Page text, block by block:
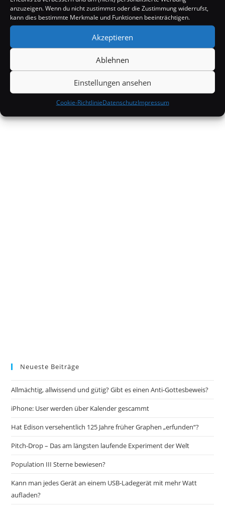
anzuzeigen. Wenn du nicht zustimmst oder die Zustimmung widerrufst,
kann dies bestimmte Merkmale und Funktionen beeinträchtigen.
Akzeptieren
Ablehnen
Einstellungen ansehen
Cookie-RichtlinieDatenschutzImpressum
Politik & Gesellschaft
Unterhaltung
Wissenschaft
Neueste Beiträge
Allmächtig, allwissend und gütig? Gibt es einen Anti-Gottesbeweis?
iPhone: User werden über Kalender gescammt
Hat Edison versehentlich 125 Jahre früher Graphen „erfunden“?
Pitch-Drop – Das am längsten laufende Experiment der Welt
Population III Sterne bewiesen?
Kann man jedes Gerät an einem USB-Ladegerät mit mehr Watt
aufladen?